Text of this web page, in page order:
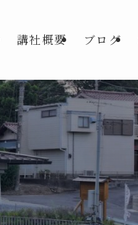
講社概要 ブログ